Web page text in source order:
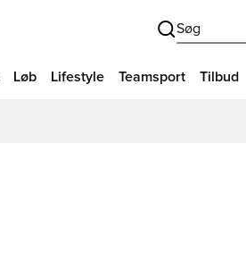
Søg
Løb Lifestyle Teamsport Tilbud